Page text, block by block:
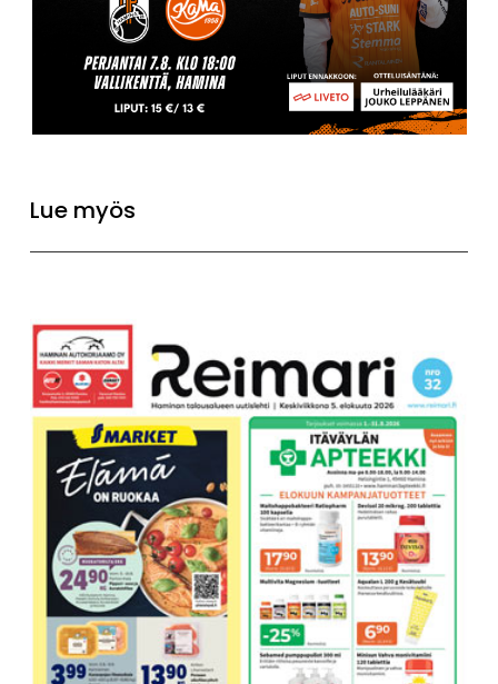
Lue myös